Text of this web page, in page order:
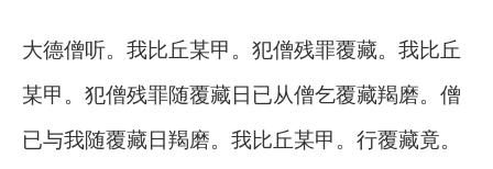
大德僧听。我比丘某甲。犯僧残罪覆藏。我比丘
某甲。犯僧残罪随覆藏日已从僧乞覆藏羯磨。僧
已与我随覆藏日羯磨。我比丘某甲。行覆藏竟。